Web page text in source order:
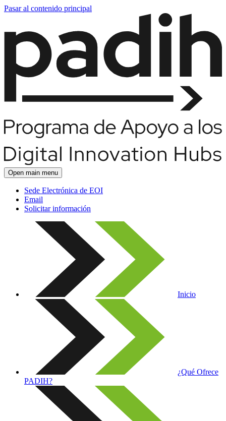
Pasar al contenido principal
Open main menu
Sede Electrónica de EOI
Email
Solicitar información
Inicio
¿Qué Ofrece
PADIH?